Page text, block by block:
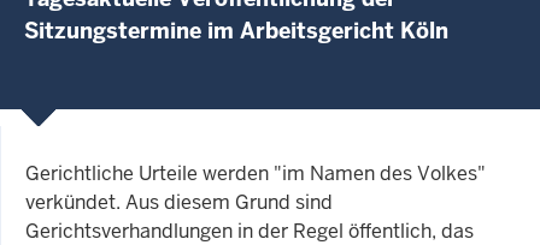
Sitzungstermine im Arbeitsgericht Köln
Gerichtliche Urteile werden "im Namen des Volkes"
verkündet. Aus diesem Grund sind
Gerichtsverhandlungen in der Regel öffentlich, das